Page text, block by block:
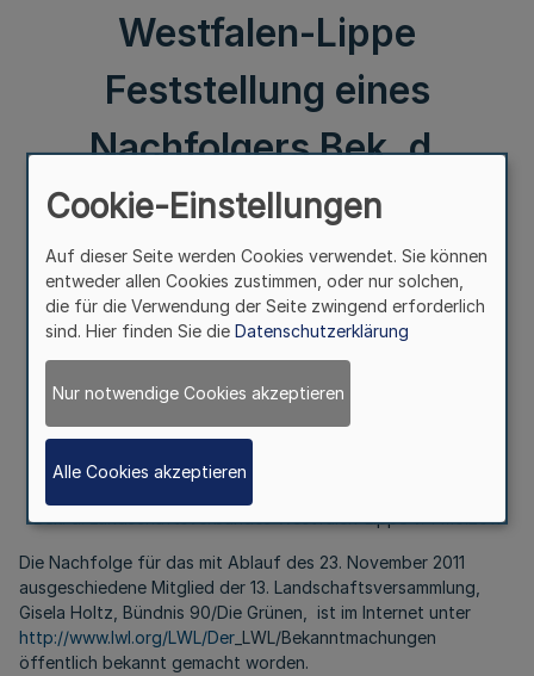
Westfalen-Lippe
Feststellung eines
Nachfolgers Bek. d.
Landschaftsverbandes
Westfalen-Lippe v.
14.10.2011
III.
13. Landschaftsversammlung Westfalen-Lippe
Feststellung eines Nachfolgers
Bek. d. Landschaftsverbandes Westfalen-Lippe v. 14.10.2011
Die Nachfolge für das mit Ablauf des 23. November 2011
ausgeschiedene Mitglied der 13. Landschaftsversammlung,
Gisela Holtz, Bündnis 90/Die Grünen, ist im Internet unter
http://www.lwl.org/LWL/Der _LWL/Bekanntmachungen
öffentlich bekannt gemacht worden.
Cookie-Einstellungen
Auf dieser Seite werden Cookies verwendet. Sie können
entweder allen Cookies zustimmen, oder nur solchen,
die für die Verwendung der Seite zwingend erforderlich
sind. Hier finden Sie die Datenschutzerklärung
Nur notwendige Cookies akzeptieren
Alle Cookies akzeptieren